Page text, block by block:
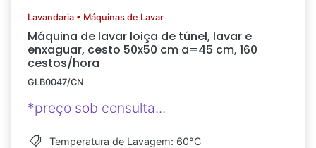
Lavandaria • Máquinas de Lavar
Máquina de lavar loiça de túnel, lavar e
enxaguar, cesto 50x50 cm a=45 cm, 160
cestos/hora
GLB0047/CN
*preço sob consulta...
Temperatura de Lavagem: 60°C